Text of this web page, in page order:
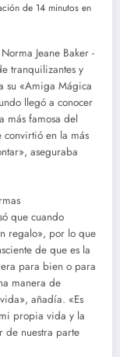
de 14 minutos en
Jeane Baker -
tranquilizantes y
su «Amiga Mágica
llegó a conocer
más famosa del
convirtió en la más
aseguraba
que cuando
regalo», por lo que
de que es la
para bien o para
manera de
añadía. «Es
propia vida y la
de nuestra parte